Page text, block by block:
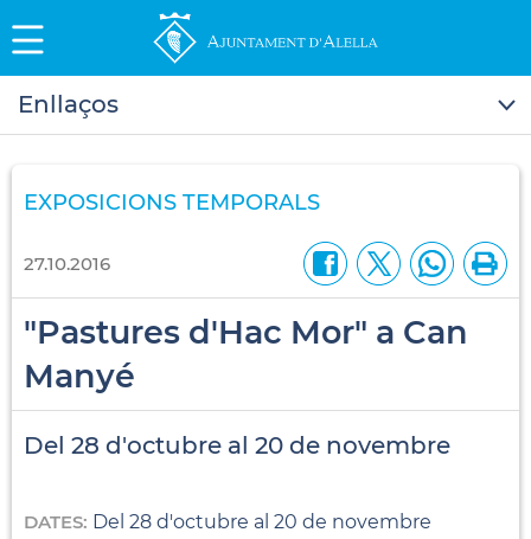
Enllaços
EXPOSICIONS TEMPORALS
27.10.2016
"Pastures d'Hac Mor" a Can
Manyé
Del 28 d'octubre al 20 de novembre
DATES: Del 28 d'octubre al 20 de novembre